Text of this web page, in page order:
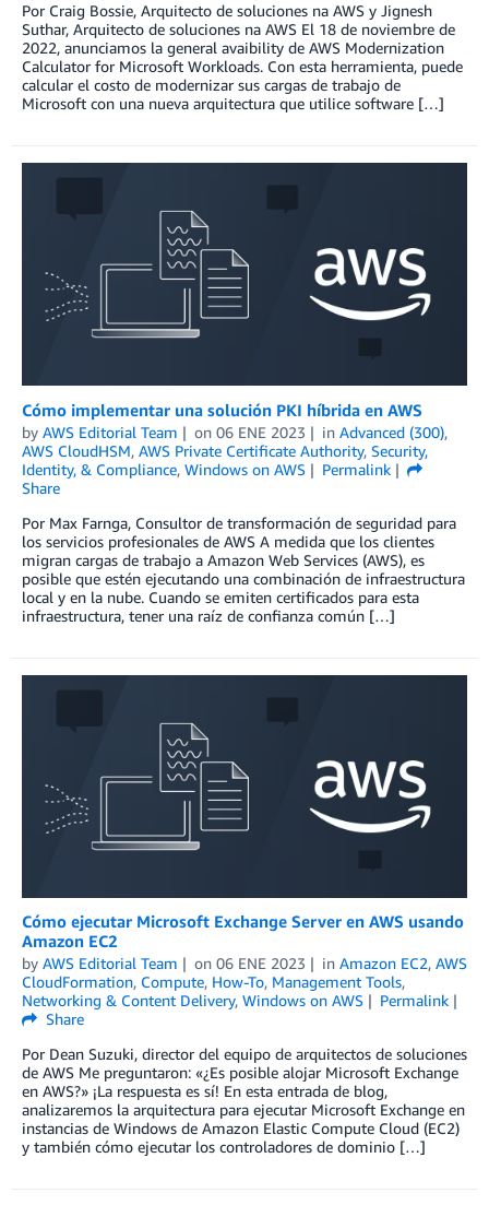
Por Craig Bossie, Arquitecto de soluciones na AWS y Jignesh
Suthar, Arquitecto de soluciones na AWS El 18 de noviembre de
2022, anunciamos la general avaibility de AWS Modernization
Calculator for Microsoft Workloads. Con esta herramienta, puede
calcular el costo de modernizar sus cargas de trabajo de
Microsoft con una nueva arquitectura que utilice software […]
Cómo implementar una solución PKI híbrida en AWS
by AWS Editorial Team on 06 ENE 2023 in Advanced (300),
AWS CloudHSM, AWS Private Certificate Authority, Security,
Identity, & Compliance, Windows on AWS
Permalink
Share
Por Max Farnga, Consultor de transformación de seguridad para
los servicios profesionales de AWS A medida que los clientes
migran cargas de trabajo a Amazon Web Services (AWS), es
posible que estén ejecutando una combinación de infraestructura
local y en la nube. Cuando se emiten certificados para esta
infraestructura, tener una raíz de confianza común […]
Cómo ejecutar Microsoft Exchange Server en AWS usando
Amazon EC2
by AWS Editorial Team on 06 ENE 2023 in Amazon EC2, AWS
CloudFormation, Compute, How-To, Management Tools,
Networking & Content Delivery, Windows on AWS
Permalink
Share
Por Dean Suzuki, director del equipo de arquitectos de soluciones
de AWS Me preguntaron: «¿Es posible alojar Microsoft Exchange
en AWS?» ¡La respuesta es sí! En esta entrada de blog,
analizaremos la arquitectura para ejecutar Microsoft Exchange en
instancias de Windows de Amazon Elastic Compute Cloud (EC2)
y también cómo ejecutar los controladores de dominio […]